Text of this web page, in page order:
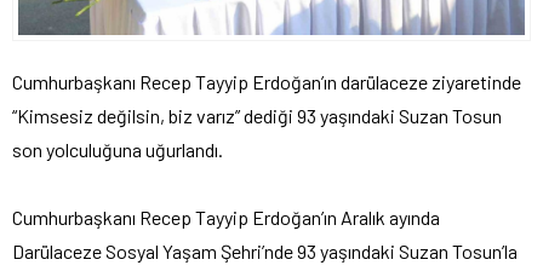
Cumhurbaşkanı Recep Tayyip Erdoğan’ın darülaceze ziyaretinde
“Kimsesiz değilsin, biz varız” dediği 93 yaşındaki Suzan Tosun
son yolculuğuna uğurlandı.
Cumhurbaşkanı Recep Tayyip Erdoğan’ın Aralık ayında
Darülaceze Sosyal Yaşam Şehri’nde 93 yaşındaki Suzan Tosun’la